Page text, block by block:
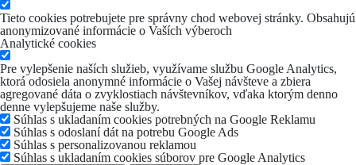
Tieto cookies potrebujete pre správny chod webovej stránky. Obsahujú
anonymizované informácie o Vaších výberoch
Analytické cookies
Pre vylepšenie naších služieb, využívame službu Google Analytics,
ktorá odosiela anonymné informácie o Vašej návšteve a zbiera
agregované dáta o zvyklostiach návštevníkov, vďaka ktorým denno
denne vylepšujeme naše služby.
Súhlas s ukladaním cookies potrebných na Google Reklamu
Súhlas s odoslaní dát na potrebu Google Ads
Súhlas s personalizovanou reklamou
Súhlas s ukladaním cookies súborov pre Google Analytics